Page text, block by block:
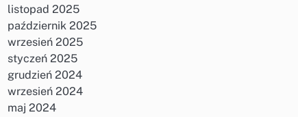
listopad 2025
październik 2025
wrzesień 2025
styczeń 2025
grudzień 2024
wrzesień 2024
maj 2024